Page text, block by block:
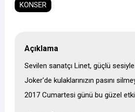
KONSER
Açıklama
Sevilen sanatçı Linet, güçlü
Joker'de kulaklarınızın pasını
2017 Cumartesi günü bu güzel